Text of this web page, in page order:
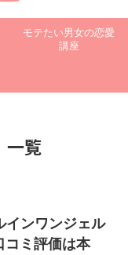
モテたい男女の恋愛
講座
一覧
インワンジェル
コミ評価は本